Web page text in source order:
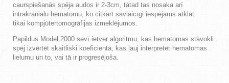
caurspiešanās spēja audos ir 2-3cm, tātad tas nosaka arī
intrakraniālu hematomu, ko citkārt savlaicīgi iespējams atklāt
tikai kompjūtertomogrāfijas izmeklējumos.
Papildus Model 2000 sevī ietver algoritmu, kas hematomas stāvokli
spēj izvērtēt skaitliski koeficientā, kas ļauj interpretēt hematomas
lielumu un to, vai tā ir progresējoša.